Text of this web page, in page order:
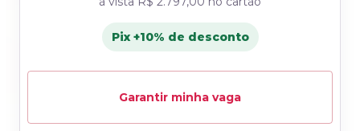
Pix +10% de desconto
Garantir minha vaga